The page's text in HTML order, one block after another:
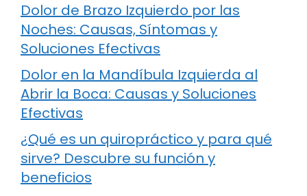
Dolor de Brazo Izquierdo por las
Noches: Causas, Síntomas y
Soluciones Efectivas
Dolor en la Mandíbula Izquierda al
Abrir la Boca: Causas y Soluciones
Efectivas
¿Qué es un quiropráctico y para qué
sirve? Descubre su función y
beneficios